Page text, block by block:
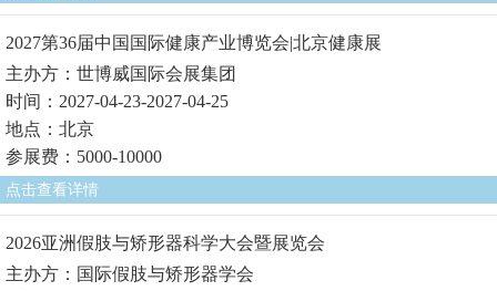
2027第36届中国国际健康产业博览会|北京健康展
主办方：世博威国际会展集团
时间：2027-04-23-2027-04-25
地点：北京
参展费：5000-10000
点击查看详情
2026亚洲假肢与矫形器科学大会暨展览会
主办方：国际假肢与矫形器学会